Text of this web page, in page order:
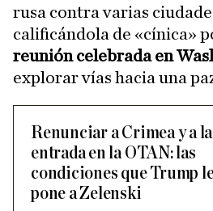
rusa contra varias
calificándola de «cínica»
reunión celebrada en
explorar vías hacia una
Renunciar a Crimea y a la
entrada en la OTAN: las
condiciones que Trump
pone a Zelenski